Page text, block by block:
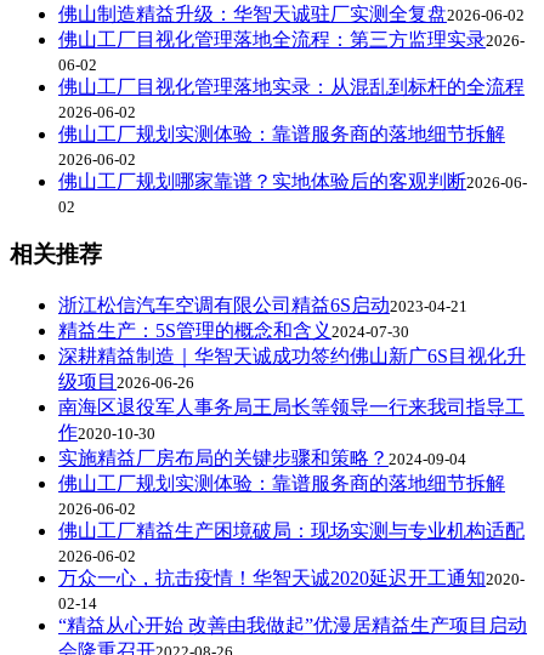
佛山制造精益升级：华智天诚驻厂实测全复盘2026-06-02
佛山工厂目视化管理落地全流程：第三方监理实录2026-
06-02
佛山工厂目视化管理落地实录：从混乱到标杆的全流程
2026-06-02
佛山工厂规划实测体验：靠谱服务商的落地细节拆解
2026-06-02
佛山工厂规划哪家靠谱？实地体验后的客观判断2026-06-
02
相关推荐
浙江松信汽车空调有限公司精益6S启动2023-04-21
精益生产：5S管理的概念和含义 2024-07-30
深耕精益制造｜华智天诚成功签约佛山新广6S目视化升
级项目 2026-06-26
南海区退役军人事务局王局长等领导一行来我司指导工
作2020-10-30
实施精益厂房布局的关键步骤和策略？ 2024-09-04
佛山工厂规划实测体验：靠谱服务商的落地细节拆解
2026-06-02
佛山工厂精益生产困境破局：现场实测与专业机构适配
2026-06-02
万众一心，抗击疫情！华智天诚2020延迟开工通知2020-
02-14
“精益从心开始 改善由我做起”优漫居精益生产项目启动
会隆重召开